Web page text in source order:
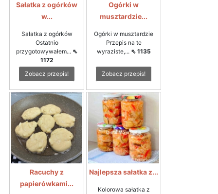
Sałatka z ogórków
w...
Sałatka z ogórków
Ostatnio
przygotowywałem... ⇖
1172
Zobacz przepis!
Ogórki w
musztardzie...
Ogórki w musztardzie
Przepis na te
wyraziste,... ⇖ 1135
Zobacz przepis!
Racuchy z
papierówkami...
Najlepsza sałatka z...
Kolorowa sałatka z